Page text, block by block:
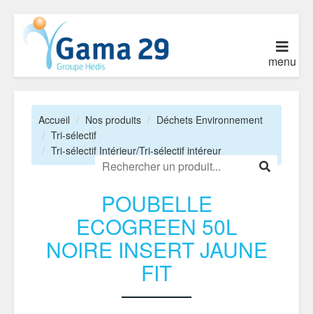
menu
Accueil Nos produits
Déchets Environnement
Tri-sélectif
Tri-sélectif Intérieur/Tri-sélectif intéreur
POUBELLE
ECOGREEN 50L
NOIRE INSERT JAUNE
FIT